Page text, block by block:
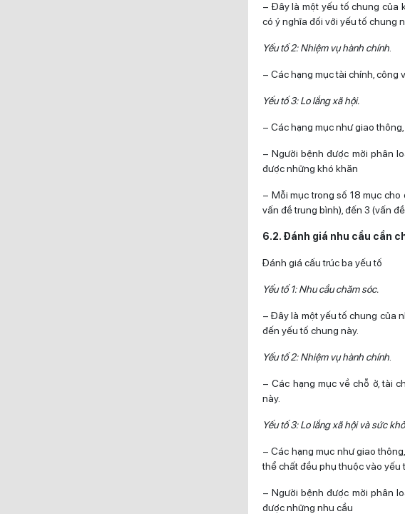
– Đây là một yếu tố chung của
có ý nghĩa đối với yếu tố chung
Yếu tố 2: Nhiệm vụ hành chính
– Các hạng mục tài chính, công
Yếu tố 3: Lo lắng xã hội.
– Các hạng mục như giao
– Người bệnh được mời phân
được những khó khăn
– Mỗi mục trong số 18 mục
vấn đề trung bình), đến 3 (vấn
6.2. Đánh giá nhu cầu cần
Đánh giá cấu trúc ba yếu tố
Yếu tố 1: Nhu cầu chăm sóc.
– Đây là một yếu tố chung của
đến yếu tố chung này.
Yếu tố 2: Nhiệm vụ hành chính
– Các hạng mục về chỗ ở, tài
này.
Yếu tố 3: Lo lắng xã hội và sức
– Các hạng mục như giao
thể chất đều phụ thuộc vào yếu
– Người bệnh được mời phân
được những nhu cầu